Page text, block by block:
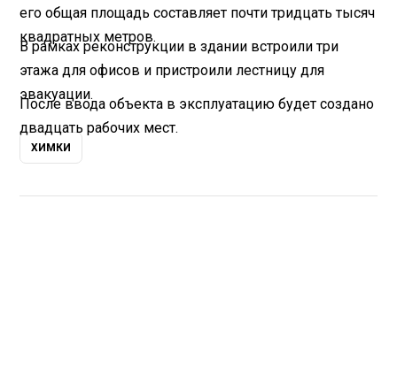
его общая площадь составляет почти тридцать тысяч
квадратных метров.
В рамках реконструкции в здании встроили три
этажа для офисов и пристроили лестницу для
эвакуации.
После ввода объекта в эксплуатацию будет создано
двадцать рабочих мест.
ХИМКИ